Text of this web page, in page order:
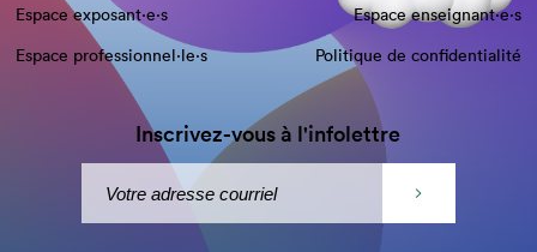
Espace exposant·e⋅s
Espace enseignant·e⋅s
Espace professionnel·le⋅s
Politique de confidentialité
Inscrivez-vous à l'infolettre